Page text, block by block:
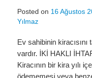
Posted on 16 Ağustos
Yılmaz
Ev sahibinin
vardır. İKİ HAKLI
Kiracının bir kira yılı
ödememesi veya